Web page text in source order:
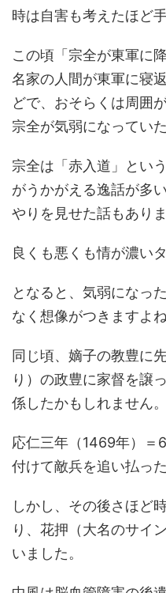
時は自害も考えたほど
この頃「宗全が東軍に
名家の人間が東軍に寝
どで、おそらくは周囲
宗全が気弱になってい
宗全は「赤入道」とい
がうかがえる逸話が多
やりを見せた話もありま
良くも悪くも情が濃い
となると、気弱になっ
なく想像がつきますよね
同じ頃、嫡子の教豊に
り）の政豊に家督を譲
係したかもしれません。
応仁三年（1469年）＝
付けて敵兵を追い払っ
しかし、その後さほど
り、花押（大名のサイ
いました。